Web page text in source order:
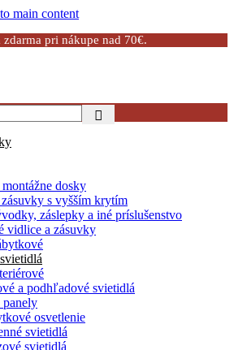
main content
zdarma pri nákupe nad 70€.
dosky
s vyšším krytím
záslepky a iné príslušenstvo
vidlice a zásuvky
a podhľadové svietidlá
osvetlenie
svietidlá
svietidlá